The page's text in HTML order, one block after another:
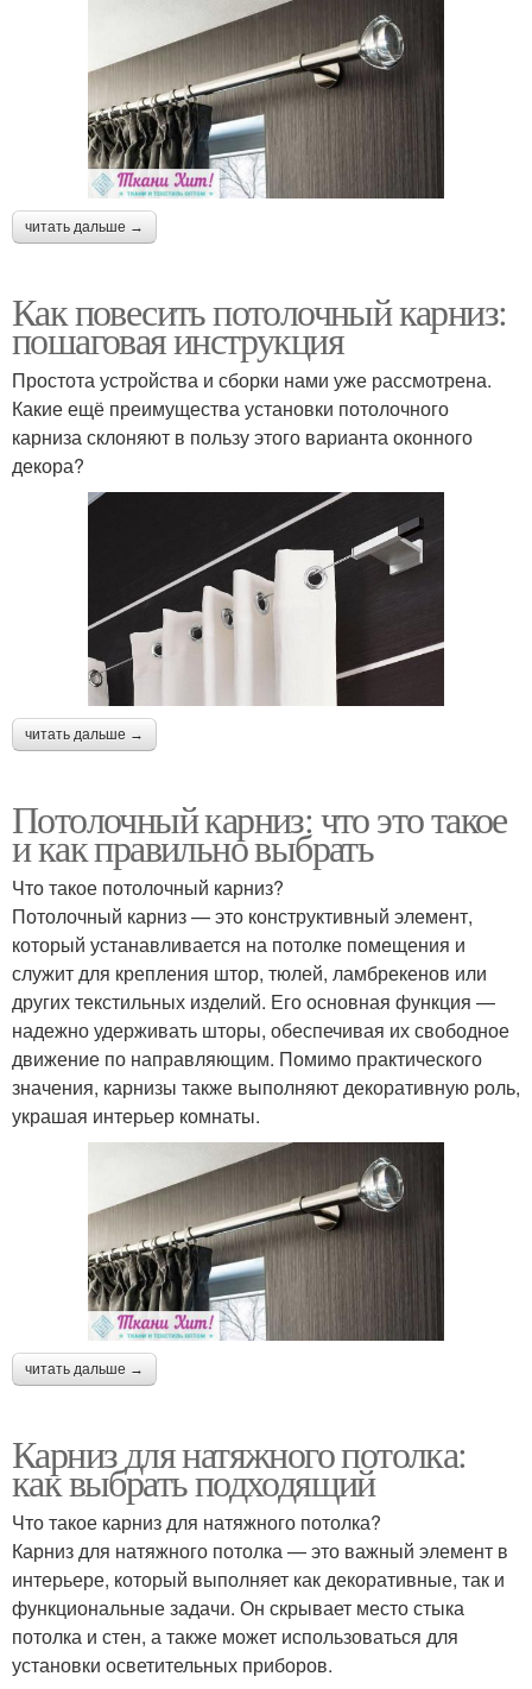
читать дальше →
Как повесить потолочный карниз:
пошаговая инструкция
Простота устройства и сборки нами уже рассмотрена.
Какие ещё преимущества установки потолочного
карниза склоняют в пользу этого варианта оконного
декора?
читать дальше →
Потолочный карниз: что это такое
и как правильно выбрать
Что такое потолочный карниз?
Потолочный карниз — это конструктивный элемент,
который устанавливается на потолке помещения и
служит для крепления штор, тюлей, ламбрекенов или
других текстильных изделий. Его основная функция —
надежно удерживать шторы, обеспечивая их свободное
движение по направляющим. Помимо практического
значения, карнизы также выполняют декоративную роль,
украшая интерьер комнаты.
читать дальше →
Карниз для натяжного потолка:
как выбрать подходящий
Что такое карниз для натяжного потолка?
Карниз для натяжного потолка — это важный элемент в
интерьере, который выполняет как декоративные, так и
функциональные задачи. Он скрывает место стыка
потолка и стен, а также может использоваться для
установки осветительных приборов.